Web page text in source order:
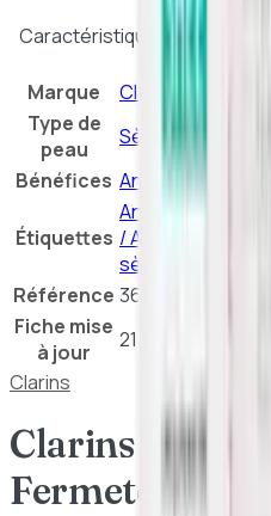
Caractéristiques de
Peaux
Marque
Clarins
Type de
peau
Sèche
Bénéfices Anti-âge
Étiquettes
Anti-âgeContour
/ Anti-taches
sèches
Référence 3666057272745
Fiche mise
à jour
21 juillet 2026
Clarins
Clarins –
Fermeté